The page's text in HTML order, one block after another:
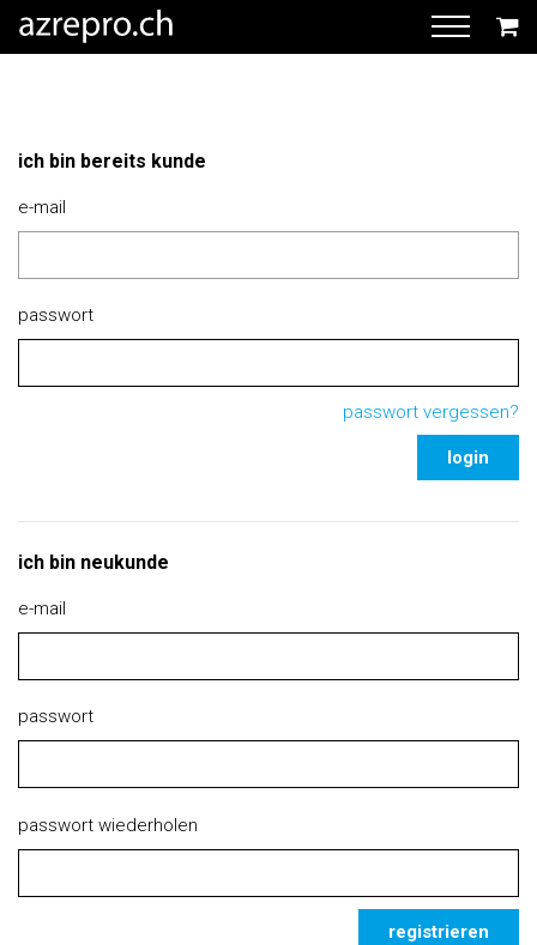
ich bin bereits kunde
e-mail
passwort
passwort vergessen?
login
ich bin neukunde
e-mail
passwort
passwort wiederholen
registrieren